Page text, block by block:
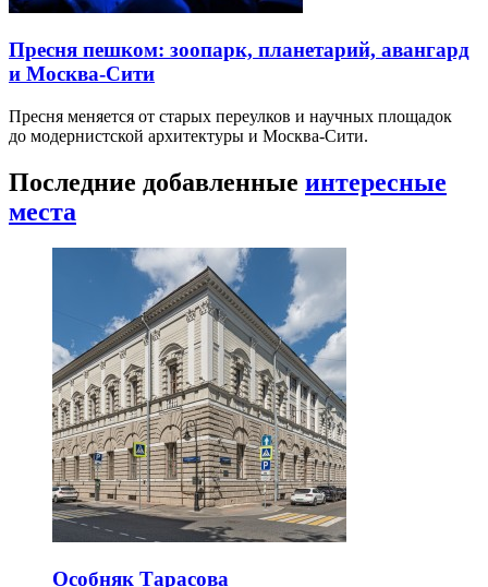
Пресня пешком: зоопарк, планетарий, авангард
и Москва-Сити
Пресня меняется от старых переулков и научных площадок
до модернистской архитектуры и Москва-Сити.
Последние добавленные интересные
места
Особняк Тарасова